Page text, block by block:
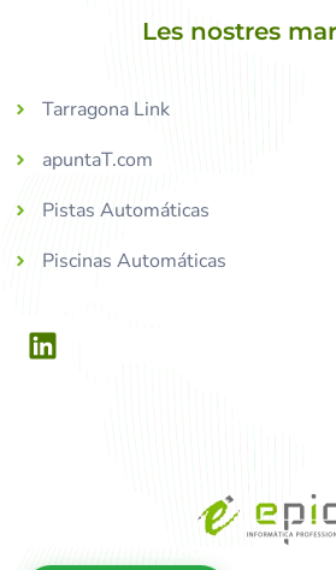
Les nostres
Tarragona Link
apuntaT.com
Pistas Automáticas
Piscinas Automáticas